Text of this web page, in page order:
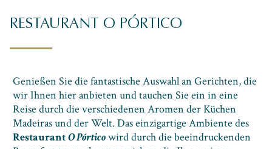
RESTAURANT O PÓRTICO
Genießen Sie die fantastische Auswahl an Gerichten, die
wir Ihnen hier anbieten und tauchen Sie ein in eine
Reise durch die verschiedenen Aromen der Küchen
Madeiras und der Welt. Das einzigartige Ambiente des
RestaurantO Pórticowird durch die beeindruckenden